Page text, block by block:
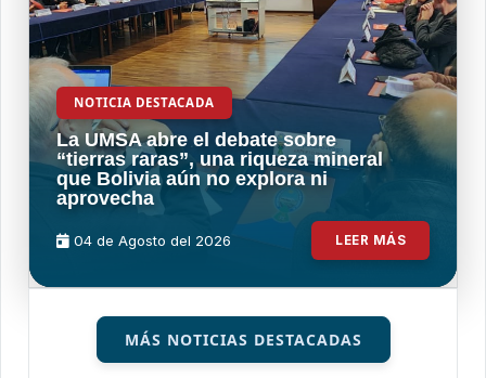
NOTICIA DESTACADA
La UMSA abre el debate sobre
“tierras raras”, una riqueza mineral
que Bolivia aún no explora ni
aprovecha
04 de Agosto del 2026 LEER MÁS
MÁS NOTICIAS DESTACADAS